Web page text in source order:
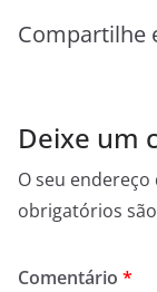
Compartilhe
Deixe um
O seu
obrigatórios
Comentário *